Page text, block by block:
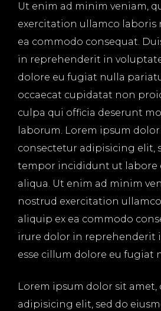
Ut enim ad minim veniam,
exercitation ullamco laboris
ea commodo consequat.
in reprehenderit in
dolore eu fugiat nulla
occaecat cupidatat non
culpa qui officia deserunt
laborum. Lorem ipsum
consectetur adipisicing elit,
tempor incididunt ut labore
aliqua. Ut enim ad minim
nostrud exercitation
aliquip ex ea commodo
irure dolor in reprehenderit
esse cillum dolore eu fugiat
Lorem ipsum dolor sit amet,
adipisicing elit, sed do